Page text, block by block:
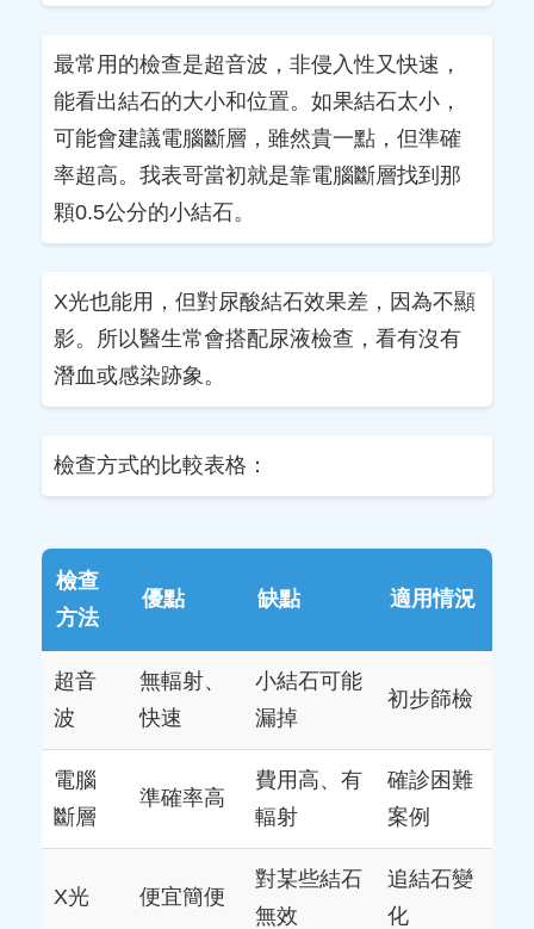
最常用的檢查是超音波，非侵入性又快速，
能看出結石的大小和位置。如果結石太小，
可能會建議電腦斷層，雖然貴一點，但準確
率超高。我表哥當初就是靠電腦斷層找到那
顆0.5公分的小結石。
X光也能用，但對尿酸結石效果差，因為不顯
影。所以醫生常會搭配尿液檢查，看有沒有
潛血或感染跡象。
檢查方式的比較表格：
檢查
方法
優點 缺點 適用情況
超音
波
無輻射、
快速
小結石可能
漏掉
初步篩檢
電腦
斷層
準確率高
費用高、有
輻射
確診困難
案例
X光 便宜簡便
對某些結石
無效
追結石變
化